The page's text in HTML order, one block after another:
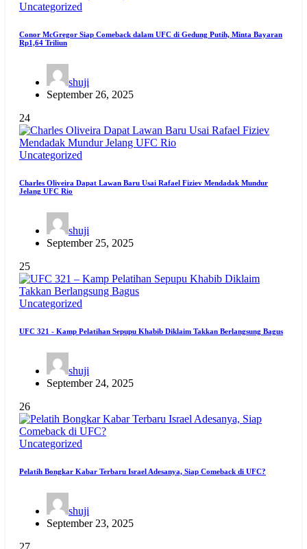
Uncategorized
Conor McGregor Siap Comeback dalam UFC di Gedung Putih, Minta Bayaran
Rp1,64 Triliun
shuji
September 26, 2025
24
Uncategorized
Charles Oliveira Dapat Lawan Baru Usai Rafael Fiziev Mendadak Mundur
Jelang UFC Rio
shuji
September 25, 2025
25
Uncategorized
UFC 321 - Kamp Pelatihan Sepupu Khabib Diklaim Takkan Berlangsung Bagus
shuji
September 24, 2025
26
Uncategorized
Pelatih Bongkar Kabar Terbaru Israel Adesanya, Siap Comeback di UFC?
shuji
September 23, 2025
27